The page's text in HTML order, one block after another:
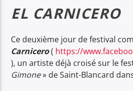
EL CARNICERO
Ce deuxième jour de festival
Carnicero( https://
), un artiste déjà croisé sur le
Gimone» de Saint-Blancard